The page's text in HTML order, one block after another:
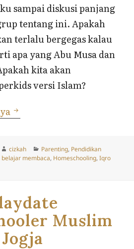
sampai diskusi panjang
tentang ini. Apakah
terlalu bergegas kalau
apa yang Abu Musa dan
kita akan
versi Islam?
Thoriq Ibrohim (3th)
Author
cizkah Categories
Parenting, Pendidikan
Tags
belajar membaca, Homeschooling,Iqro
(3th) Sebulan Lulus Iqro 1
Muslim
Jogja